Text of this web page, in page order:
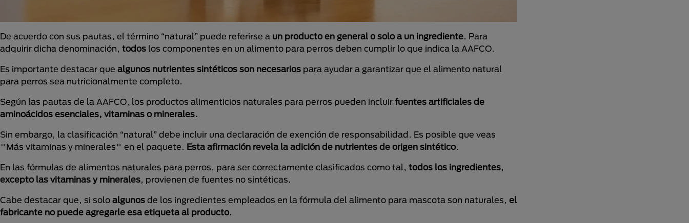
De acuerdo con sus pautas, el término “natural” puede referirse a un producto en general o solo a un ingrediente. Para
adquirir dicha denominación, todos los componentes en un alimento para perros deben cumplir lo que indica la AAFCO.
Es importante destacar que algunos nutrientes sintéticos son necesarios para ayudar a garantizar que el alimento natural
para perros sea nutricionalmente completo.
Según las pautas de la AAFCO, los productos alimenticios naturales para perros pueden incluir fuentes artificiales de
aminoácidos esenciales, vitaminas o minerales.
Sin embargo, la clasificación “natural” debe incluir una declaración de exención de responsabilidad. Es posible que veas
"Más vitaminas y minerales" en el paquete. Esta afirmación revela la adición de nutrientes de origen sintético.
En las fórmulas de alimentos naturales para perros, para ser correctamente clasificados como tal, todos los ingredientes,
excepto las vitaminas y minerales, provienen de fuentes no sintéticas.
Cabe destacar que, si solo algunos de los ingredientes empleados en la fórmula del alimento para mascota son naturales, el
fabricante no puede agregarle esa etiqueta al producto.